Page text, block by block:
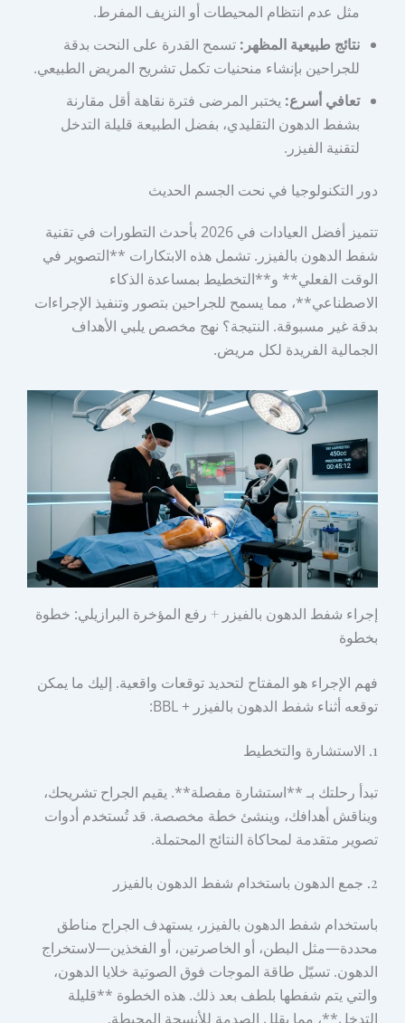
مثل عدم انتظام المحيطات أو النزيف المفرط.
نتائج طبيعية المظهر: تسمح القدرة على النحت بدقة
للجراحين بإنشاء منحنيات تكمل تشريح المريض الطبيعي.
تعافي أسرع: يختبر المرضى فترة نقاهة أقل مقارنة
بشفط الدهون التقليدي، بفضل الطبيعة قليلة التدخل
لتقنية الفيزر.
دور التكنولوجيا في نحت الجسم الحديث
تتميز أفضل العيادات في 2026 بأحدث التطورات في تقنية
شفط الدهون بالفيزر. تشمل هذه الابتكارات **التصوير في
الوقت الفعلي** و**التخطيط بمساعدة الذكاء
الاصطناعي**، مما يسمح للجراحين بتصور وتنفيذ الإجراءات
بدقة غير مسبوقة. النتيجة؟ نهج مخصص يلبي الأهداف
الجمالية الفريدة لكل مريض.
إجراء شفط الدهون بالفيزر + رفع المؤخرة البرازيلي: خطوة
بخطوة
فهم الإجراء هو المفتاح لتحديد توقعات واقعية. إليك ما يمكن
توقعه أثناء شفط الدهون بالفيزر + BBL:
1. الاستشارة والتخطيط
تبدأ رحلتك بـ **استشارة مفصلة**. يقيم الجراح تشريحك،
ويناقش أهدافك، وينشئ خطة مخصصة. قد تُستخدم أدوات
تصوير متقدمة لمحاكاة النتائج المحتملة.
2. جمع الدهون باستخدام شفط الدهون بالفيزر
باستخدام شفط الدهون بالفيزر، يستهدف الجراح مناطق
محددة—مثل البطن، أو الخاصرتين، أو الفخذين—لاستخراج
الدهون. تسيّل طاقة الموجات فوق الصوتية خلايا الدهون،
والتي يتم شفطها بلطف بعد ذلك. هذه الخطوة **قليلة
التدخل**، مما يقلل الصدمة للأنسجة المحيطة.